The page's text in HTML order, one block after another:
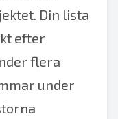
Din lista
efter
flera
under